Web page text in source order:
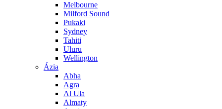
Melbourne
Milford Sound
Pukaki
Sydney
Tahiti
Uluru
Wellington
Ázia
Abha
Agra
Al Ula
Almaty